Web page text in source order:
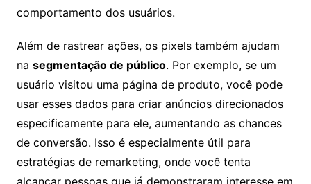
comportamento dos usuários.
Além de rastrear ações, os pixels também ajudam
na segmentação de público. Por exemplo, se um
usuário visitou uma página de produto, você pode
usar esses dados para criar anúncios direcionados
especificamente para ele, aumentando as chances
de conversão. Isso é especialmente útil para
estratégias de remarketing, onde você tenta